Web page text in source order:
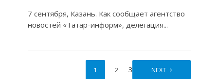
7 сентября, Казань. Как сообщает агентство
новостей «Татар-информ», делегация...
1 2 3 NEXT